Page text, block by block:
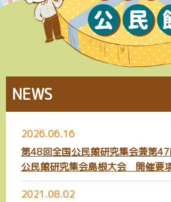
NEWS
2026.06.16
第48回全国公民館研究集会兼第
公民館研究集会島根大会 開催要
2021.08.02